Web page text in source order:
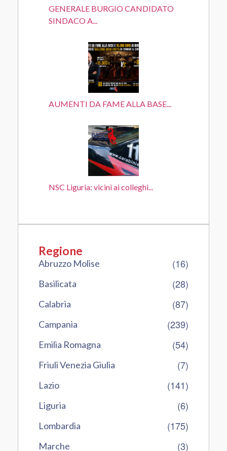
GENERALE BURGIO CANDIDATO
SINDACO A...
AUMENTI DA FAME ALLA BASE...
NSC Liguria: vicini ai colleghi...
Regione
Abruzzo Molise (16)
Basilicata (28)
Calabria (87)
Campania (239)
Emilia Romagna (54)
Friuli Venezia Giulia (7)
Lazio (141)
Liguria (6)
Lombardia (175)
Marche (3)